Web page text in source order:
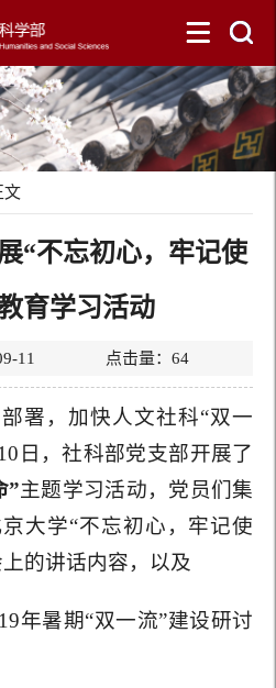
文
“不忘初心，牢记使
育学习活动
09-11 点击量： 64
署，加快人文社科“双一
日，社科部党支部开展了
”主题学习活动，党员们集
大学“不忘初心，牢记使
的讲话内容，以及
年暑期“双一流”建设研讨